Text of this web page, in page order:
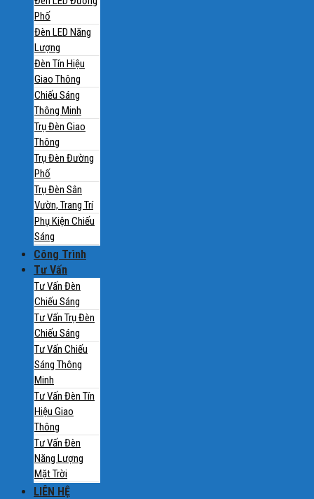
Phố
Đèn LED Năng
Lượng
Đèn Tín Hiệu
Giao Thông
Chiếu Sáng
Thông Minh
Trụ Đèn Giao
Thông
Trụ Đèn Đường
Phố
Trụ Đèn Sân
Vườn, Trang Trí
Phụ Kiện Chiếu
Sáng
Công Trình
Tư Vấn
Tư Vấn Đèn
Chiếu Sáng
Tư Vấn Trụ Đèn
Chiếu Sáng
Tư Vấn Chiếu
Sáng Thông
Minh
Tư Vấn Đèn Tín
Hiệu Giao
Thông
Tư Vấn Đèn
Năng Lượng
Mặt Trời
LIÊN HỆ